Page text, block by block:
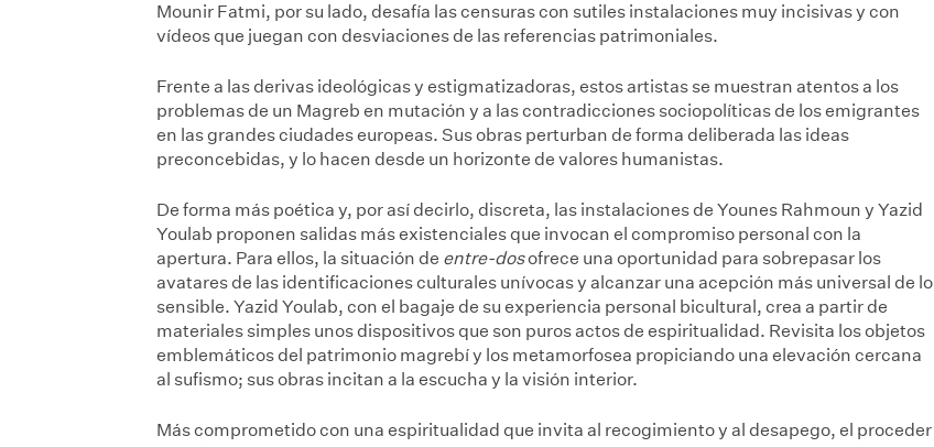
Mounir Fatmi, por su lado, desafía las censuras con sutiles instalaciones muy incisivas y con
vídeos que juegan con desviaciones de las referencias patrimoniales.
Frente a las derivas ideológicas y estigmatizadoras, estos artistas se muestran atentos a los
problemas de un Magreb en mutación y a las contradicciones sociopolíticas de los emigrantes
en las grandes ciudades europeas. Sus obras perturban de forma deliberada las ideas
preconcebidas, y lo hacen desde un horizonte de valores humanistas.
De forma más poética y, por así decirlo, discreta, las instalaciones de Younes Rahmoun y Yazid
Youlab proponen salidas más existenciales que invocan el compromiso personal con la
apertura. Para ellos, la situación de entre-dosofrece una oportunidad para sobrepasar los
avatares de las identificaciones culturales unívocas y alcanzar una acepción más universal de lo
sensible. Yazid Youlab, con el bagaje de su experiencia personal bicultural, crea a partir de
materiales simples unos dispositivos que son puros actos de espiritualidad. Revisita los objetos
emblemáticos del patrimonio magrebí y los metamorfosea propiciando una elevación cercana
al sufismo; sus obras incitan a la escucha y la visión interior.
Más comprometido con una espiritualidad que invita al recogimiento y al desapego, el proceder